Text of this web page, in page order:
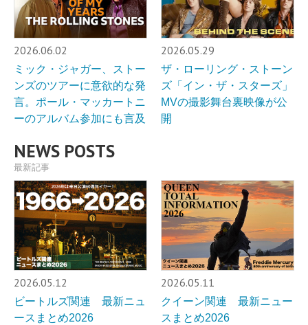
2026.06.02
ミック・ジャガー、ストー
ンズのツアーに意欲的な発
言。ポール・マッカートニ
ーのアルバム参加にも言及
2026.05.29
ザ・ローリング・ストーン
ズ「イン・ザ・スターズ」
MVの撮影舞台裏映像が公
開
NEWS POSTS
最新記事
2026.05.12
ビートルズ関連 最新ニュ
ースまとめ2026
2026.05.11
クイーン関連 最新ニュー
スまとめ2026